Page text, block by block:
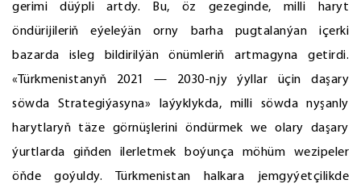
gerimi düýpli artdy. Bu, öz gezeginde, milli haryt
öndürijileriň eýeleýän orny barha pugtalanýan içerki
bazarda isleg bildirilýän önümleriň artmagyna getirdi.
«Türkmenistanyň 2021 — 2030-njy ýyllar üçin daşary
söwda Strategiýasyna» laýyklykda, milli söwda nyşanly
harytlaryň täze görnüşlerini öndürmek we olary daşary
ýurtlarda giňden ilerletmek boýunça möhüm wezipeler
öňde goýuldy. Türkmenistan halkara jemgyýetçilikde